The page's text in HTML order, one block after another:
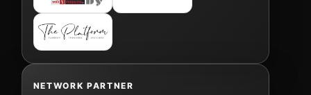
NETWORK PARTNER